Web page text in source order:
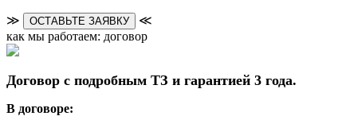
≫ ОСТАВЬТЕ ЗАЯВКУ
≪
как мы работаем: договор
Договор с подробным ТЗ и гарантией 3 года.
В договоре: